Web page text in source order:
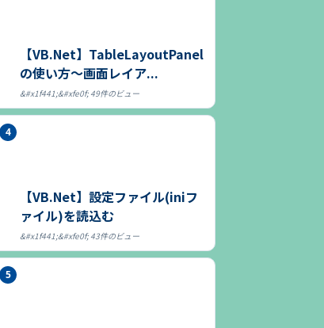
【VB.Net】TableLayoutPanel
の使い方～画面レイア...
49件のビュー
【VB.Net】設定ファイル(iniフ
ァイル)を読込む
43件のビュー